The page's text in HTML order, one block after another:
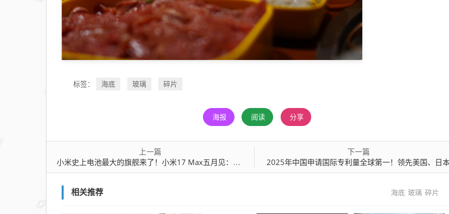
标签： 海底 玻璃 碎片
海报 阅读 分享
上一篇
小米史上电池最大的旗舰来了！小米17 Max五月见：8000mAh加持 淘汰充电宝
下一篇
2025年中国申请国际专利量全球第一！领先美国、日
相关推荐 海底 玻璃 碎片